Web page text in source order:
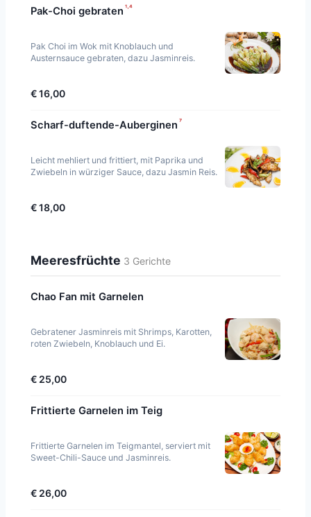
Pak-Choi gebraten ¹·⁴
Pak Choi im Wok mit Knoblauch und
Austernsauce gebraten, dazu Jasminreis.
€ 16,00
Scharf-duftende-Auberginen ⁷
Leicht mehliert und frittiert, mit Paprika und
Zwiebeln in würziger Sauce, dazu Jasmin Reis.
€ 18,00
Meeresfrüchte 3 Gerichte
Chao Fan mit Garnelen
Gebratener Jasminreis mit Shrimps, Karotten,
roten Zwiebeln, Knoblauch und Ei.
€ 25,00
Frittierte Garnelen im Teig
Frittierte Garnelen im Teigmantel, serviert mit
Sweet-Chili-Sauce und Jasminreis.
€ 26,00